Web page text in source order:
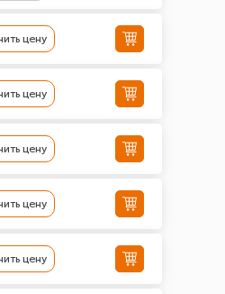
цену
цену
цену
цену
цену